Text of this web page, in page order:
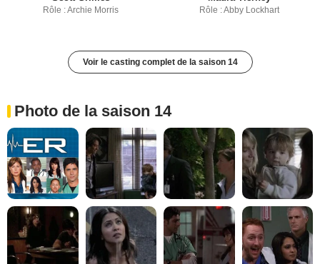
Rôle : Archie Morris Rôle : Abby Lockhart
Voir le casting complet de la saison 14
Photo de la saison 14